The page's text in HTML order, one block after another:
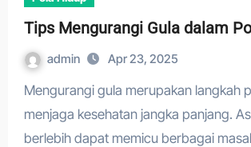
Tips Mengurangi Gula dalam
admin Apr 23, 2025
Mengurangi gula merupakan langkah penting untuk
menjaga kesehatan jangka panjang.
berlebih dapat memicu berbagai